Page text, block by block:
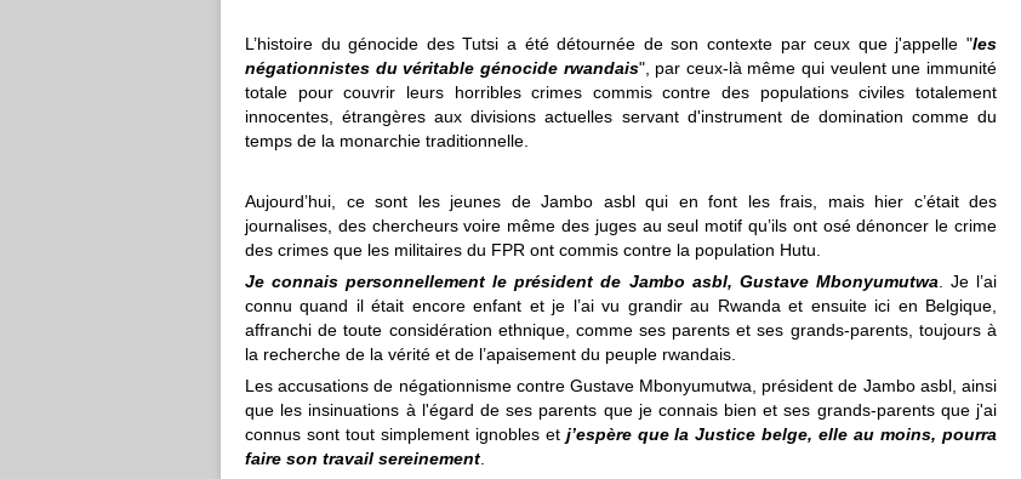
L’histoire du génocide des Tutsi a été détournée de son contexte par ceux que j'appelle "les
négationnistes du véritable génocide rwandais", par ceux‐là même qui veulent une immunité
totale pour couvrir leurs horribles crimes commis contre des populations civiles totalement
innocentes, étrangères aux divisions actuelles servant d'instrument de domination comme du
temps de la monarchie traditionnelle.
Aujourd’hui, ce sont les jeunes de Jambo asbl qui en font les frais, mais hier c’était des
journalises, des chercheurs voire même des juges au seul motif qu’ils ont osé dénoncer le crime
des crimes que les militaires du FPR ont commis contre la population Hutu.
Je connais personnellement le président de Jambo asbl, Gustave Mbonyumutwa . Je l’ai
connu quand il était encore enfant et je l’ai vu grandir au Rwanda et ensuite ici en Belgique,
affranchi de toute considération ethnique, comme ses parents et ses grands‐parents, toujours à
la recherche de la vérité et de l’apaisement du peuple rwandais.
Les accusations de négationnisme contre Gustave Mbonyumutwa, président de Jambo asbl, ainsi
que les insinuations à l'égard de ses parents que je connais bien et ses grands‐parents que j'ai
connus sont tout simplement ignobles et j’espère que la Justice belge, elle au moins, pourra
faire son travail sereinement